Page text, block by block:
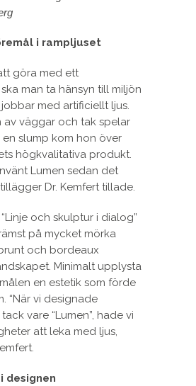
i rampljuset
göra med ett
man ta hänsyn till miljön
jobbar med artificiellt ljus.
av väggar och tak spelar
en slump kom hon över
högkvalitativa produkt.
Lumen sedan det
Dr. Kemfert tillade.
och skulptur i dialog”
på mycket mörka
och bordeaux
Minimalt upplysta
en estetik som förde
“När vi designade
vare “Lumen”, hade vi
att leka med ljus,
designen